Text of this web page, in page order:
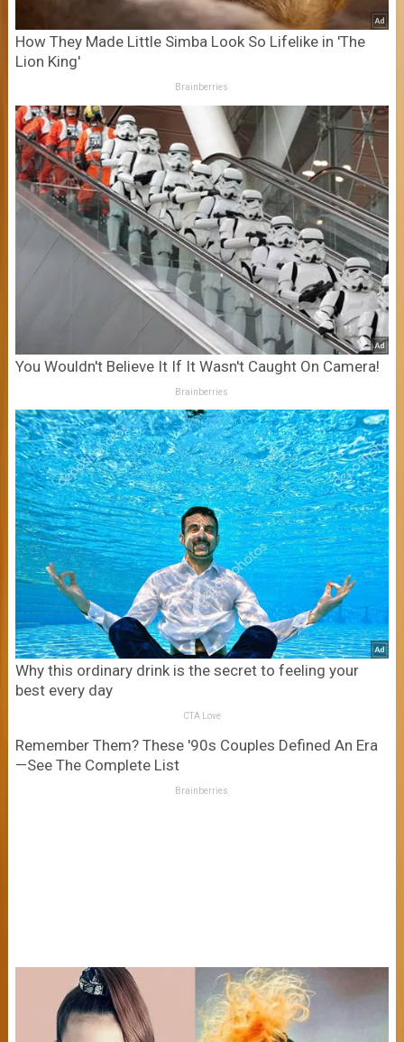
How They Made Little Simba Look So Lifelike in 'The
Lion King'
Brainberries
You Wouldn't Believe It If It Wasn't Caught On Camera!
Brainberries
Why this ordinary drink is the secret to feeling your
best every day
CTA Love
Remember Them? These '90s Couples Defined An Era
—See The Complete List
Brainberries